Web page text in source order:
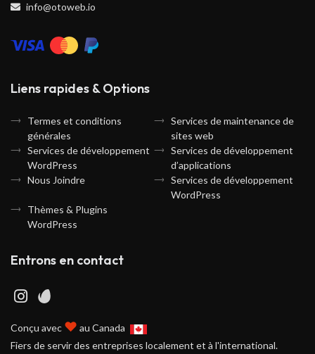
info@otoweb.io
Liens rapides & Options
Termes et conditions
générales
Services de maintenance de
sites web
Services de développement
WordPress
Services de développement
d’applications
Nous Joindre
Services de développement
WordPress
Thèmes & Plugins
WordPress
Entrons en contact
Conçu avec ♥ au Canada
Fiers de servir des entreprises localement et à l'international.